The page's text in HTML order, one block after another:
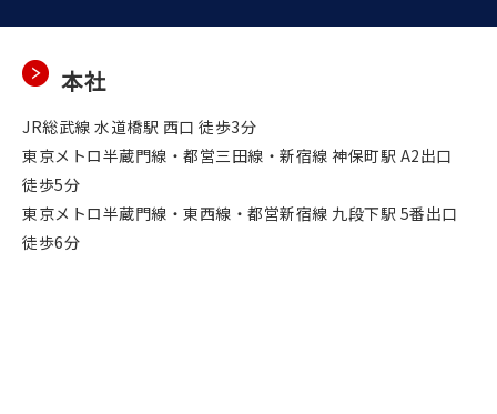
本社
JR総武線 水道橋駅 西口 徒歩3分
東京メトロ半蔵門線・都営三田線・新宿線 神保町駅 A2出口
徒歩5分
東京メトロ半蔵門線・東西線・都営新宿線 九段下駅 5番出口
徒歩6分